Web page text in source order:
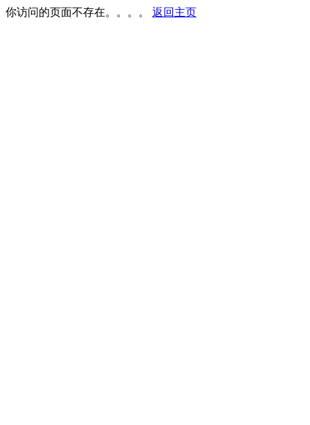
你访问的页面不存在。。。。 返回主页